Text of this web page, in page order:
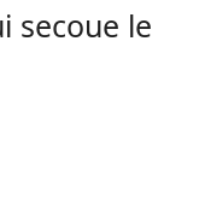
secoue le